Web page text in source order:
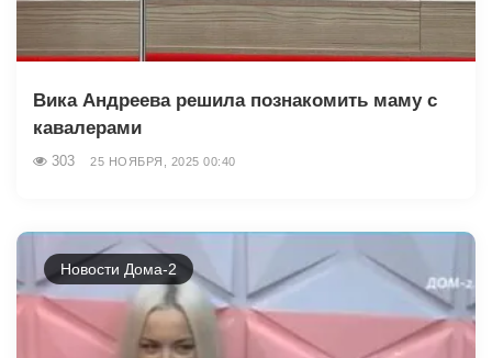
Вика Андреева решила познакомить маму с
кавалерами
303 25 НОЯБРЯ, 2025 00:40
Новости Дома-2